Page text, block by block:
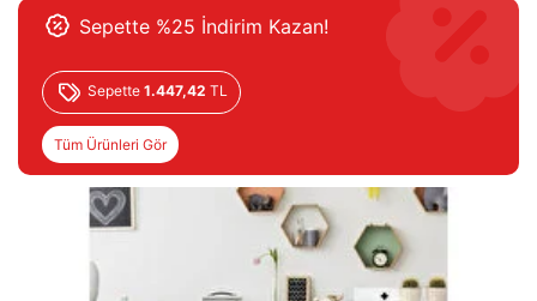
Sepette %25 İndirim Kazan!
Sepette 1.447,42 TL
Tüm Ürünleri Gör